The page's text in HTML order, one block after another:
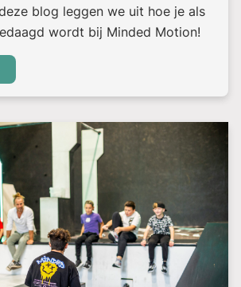
blog leggen we uit hoe je als
wordt bij Minded Motion!